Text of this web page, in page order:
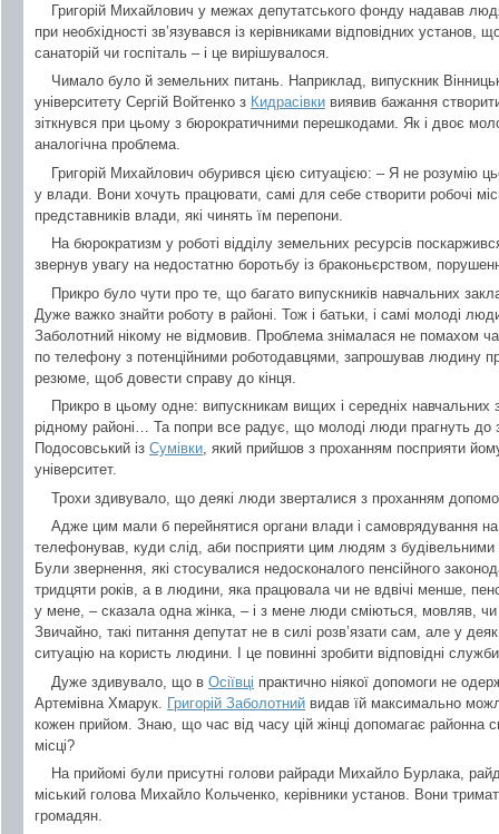
Григорій Михайлович у межах депутатського фонду надавав
при необхідності зв’язувався із керівниками відповідних установ,
санаторій чи госпіталь – і це вирішувалося.
Чимало було й земельних питань. Наприклад, випускник
університету Сергій Войтенко з Кидрасівки виявив бажання
зіткнувся при цьому з бюрократичними перешкодами. Як і двоє
аналогічна проблема.
Григорій Михайлович обурився цією ситуацією: – Я не розумію
у влади. Вони хочуть працювати, самі для себе створити робочі
представників влади, які чинять їм перепони.
На бюрократизм у роботі відділу земельних ресурсів
звернув увагу на недостатню боротьбу із браконьєрством,
Прикро було чути про те, що багато випускників навчальних
Дуже важко знайти роботу в районі. Тож і батьки, і самі молоді
Заболотний нікому не відмовив. Проблема знімалася не помахом
по телефону з потенційними роботодавцями, запрошував людину
резюме, щоб довести справу до кінця.
Прикро в цьому одне: випускникам вищих і середніх навчальних
рідному районі… Та попри все радує, що молоді люди прагнуть до
Подосовський із Сумівки, який прийшов з проханням посприяти
університет.
Трохи здивувало, що деякі люди зверталися з проханням
Адже цим мали б перейнятися органи влади і самоврядування
телефонував, куди слід, аби посприяти цим людям з будівельними
Були звернення, які стосувалися недосконалого пенсійного
тридцяти років, а в людини, яка працювала чи не вдвічі менше,
у мене, – сказала одна жінка, – і з мене люди сміються, мовляв, чи
Звичайно, такі питання депутат не в силі розв’язати сам, але у
ситуацію на користь людини. І це повинні зробити відповідні
Дуже здивувало, що в Осіївці практично ніякої допомоги не
Артемівна Хмарук.
Григорій Заболотний видав їй максимально
кожен прийом. Знаю, що час від часу цій жінці допомагає районна
місці?
На прийомі були присутні голови райради Михайло Бурлака,
міський голова Михайло Кольченко, керівники установ. Вони
громадян.